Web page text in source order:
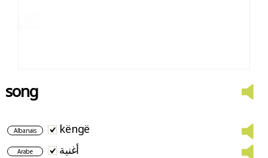
song
Albanais këngë
Arabe أغنية